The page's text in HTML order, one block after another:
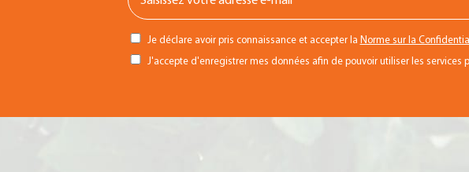
Je déclare avoir pris connaissance et accepter la Norme sur la
J'accepte d'enregistrer mes données afin de pouvoir utiliser les services